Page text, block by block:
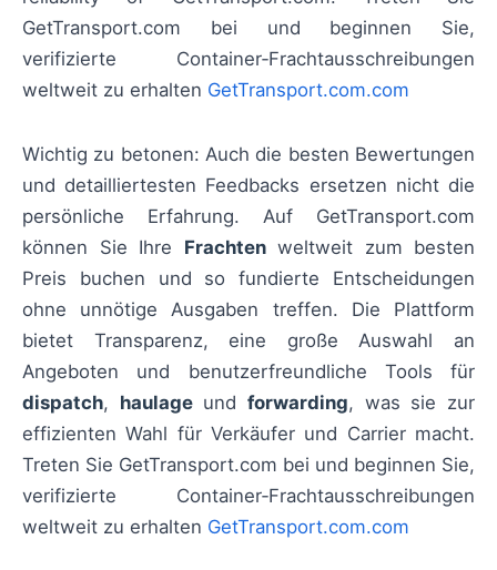
GetTransport.com bei und beginnen Sie,
verifizierte Container‑Frachtausschreibungen
weltweit zu erhalten GetTransport.com.com
Wichtig zu betonen: Auch die besten Bewertungen
und detailliertesten Feedbacks ersetzen nicht die
persönliche Erfahrung. Auf GetTransport.com
können Sie Ihre Frachtenweltweit zum besten
Preis buchen und so fundierte Entscheidungen
ohne unnötige Ausgaben treffen. Die Plattform
bietet Transparenz, eine große Auswahl an
Angeboten und benutzerfreundliche Tools für
dispatch, haulageundforwarding, was sie zur
effizienten Wahl für Verkäufer und Carrier macht.
Treten Sie GetTransport.com bei und beginnen Sie,
verifizierte Container‑Frachtausschreibungen
weltweit zu erhalten GetTransport.com.com